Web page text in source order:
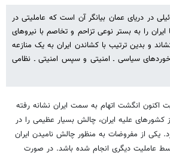
در دریای عمان بیانگر آن است که عاملیتی در
را به بستر نوعی تزاحم و تخاصم با نیروهای
و بدین ترتیب با کشاندن ایران به یک منازعه
برخوردهای سیاسی ـ امنیتی و سپس امنیتی ـ نظامی
اکنون انگشت اتهام به سمت ایران نشانه رفته
کشورهای علیه ایران، چالش بسیار عظیمی را در
یکی از مفروضات به منظور چالش نامیدن ایران
عاملیت دیگری انجام شده باشد. در صورت